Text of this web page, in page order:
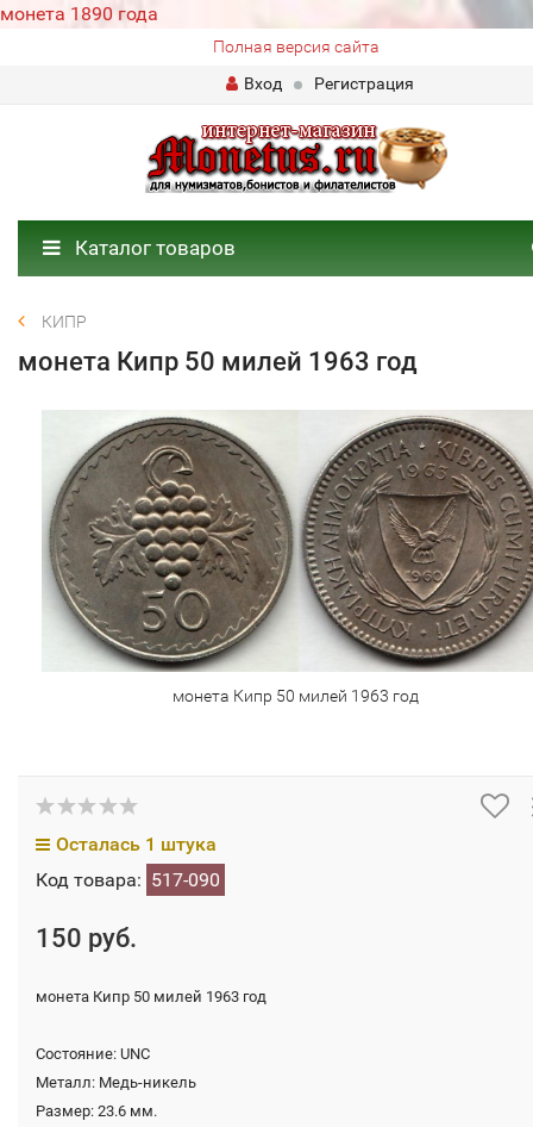
монета 1890 года
Полная версия сайта
Вход
Регистрация
Каталог товаров
КИПР
монета Кипр 50 милей 1963 год
монета Кипр 50 милей 1963 год
Осталась 1 штука
Код товара: 517-090
150 руб.
монета Кипр 50 милей 1963 год
Состояние: UNC
Металл: Медь-никель
Размер: 23.6 мм.